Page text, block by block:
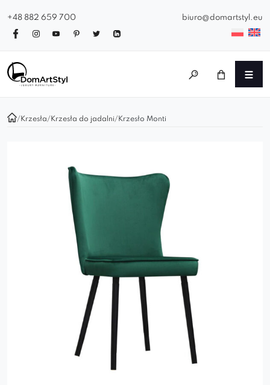
+48 882 659 700 biuro@domartstyl.eu
/ Krzesła/ Krzesła do jadalni/ Krzesło Monti